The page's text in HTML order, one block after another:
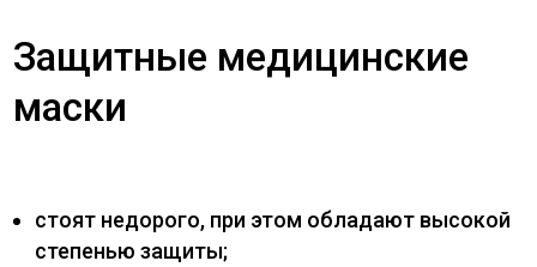
Защитные медицинские
маски
стоят недорого, при этом обладают высокой
степенью защиты;